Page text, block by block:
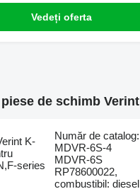
Vedeți oferta
de schimb Verint
K-
series
Număr de catalog:
MDVR-6S-4
MDVR-6S
RP78600022,
combustibil: diesel